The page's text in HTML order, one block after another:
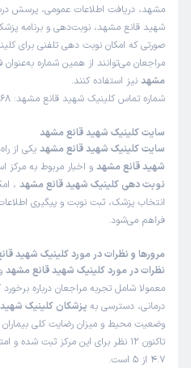
خیلی عالی
دکتر آرش قلوبی علت مراجعه :
برخورد مناسب
کاربر دکترتو
اینپزشکرا پیشنهاد میکنم
دکتر بسیار حاذق وخوش اخلاقی
دکتر آرش قلوبی علت مراجعه :
کمترین معطلی
مشهد، دریافت اطلاعات عمومی، پرسش
شهید قانع مشهد، نوبت‌دهی و برنامه
صورتی که امکان نوبت دهی تلفنی برای
مراجعان می‌توانند از همین شماره به‌عنوان
مشهد نیز استفاده کنند.
شماره تماس کلینیک شهید قانع مشهد: 051336066274,09150500268
سایت کلینیک شهید قانع مشهد
سایت کلینیک شهید قانع مشهد یکی از
شهید قانع مشهد و اخبار مربوط به
نوبت دهی کلینیک شهید قانع مشهد ،
انتخاب پزشک، ثبت نوبت و پیگیری
فراهم می‌شود.
مرورها و نظرات در مورد کلینیک شهید
نظرات در مورد کلینیک شهید قانع مشهد
معمولا شامل تجربه مراجعان درباره
درمانی، دسترسی به پزشکان کلینیک
وضعیت محیط و میزان رضایت کلی
تاکنون 12 نظر برای این مرکز ثبت شده
4.7 از ۵ است.